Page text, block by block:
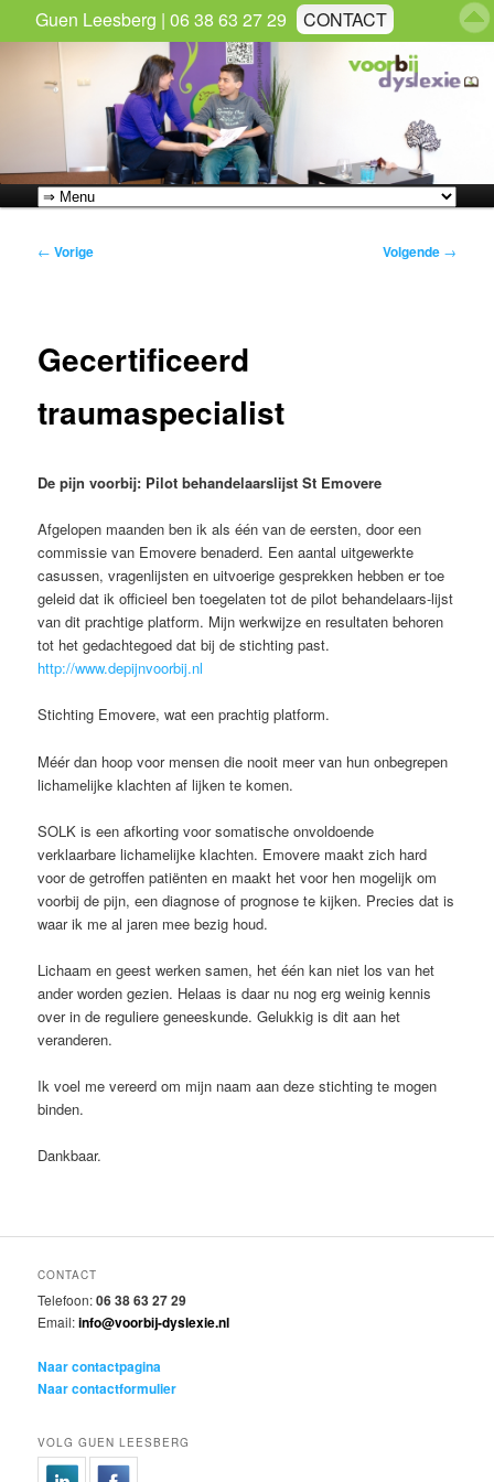
Hoofdmenu
Spring
naar
primaire
Bericht
← Vorige Volgende →
Gecertificeerd
traumaspecialist
De pijn voorbij: Pilot behandelaarslijst St Emovere
Afgelopen maanden ben ik als één van de eersten, door een
commissie van Emovere benaderd. Een aantal uitgewerkte
casussen, vragenlijsten en uitvoerige gesprekken hebben er toe
geleid dat ik officieel ben toegelaten tot de pilot behandelaars-lijst
van dit prachtige platform. Mijn werkwijze en resultaten behoren
tot het gedachtegoed dat bij de stichting past.
http://www.depijnvoorbij.nl
Stichting Emovere, wat een prachtig platform.
Méér dan hoop voor mensen die nooit meer van hun onbegrepen
lichamelijke klachten af lijken te komen.
SOLK is een afkorting voor somatische onvoldoende
verklaarbare lichamelijke klachten. Emovere maakt zich hard
voor de getroffen patiënten en maakt het voor hen mogelijk om
voorbij de pijn, een diagnose of prognose te kijken. Precies dat is
waar ik me al jaren mee bezig houd.
Lichaam en geest werken samen, het één kan niet los van het
ander worden gezien. Helaas is daar nu nog erg weinig kennis
over in de reguliere geneeskunde. Gelukkig is dit aan het
veranderen.
Ik voel me vereerd om mijn naam aan deze stichting te mogen
binden.
Dankbaar.
CONTACT
Telefoon:06 38 63 27 29
Email:info@voorbij-dyslexie.nl
Naar contactpagina
Naar contactformulier
VOLG GUEN LEESBERG
Guen Leesberg | 06 38 63 27 29 CONTACT